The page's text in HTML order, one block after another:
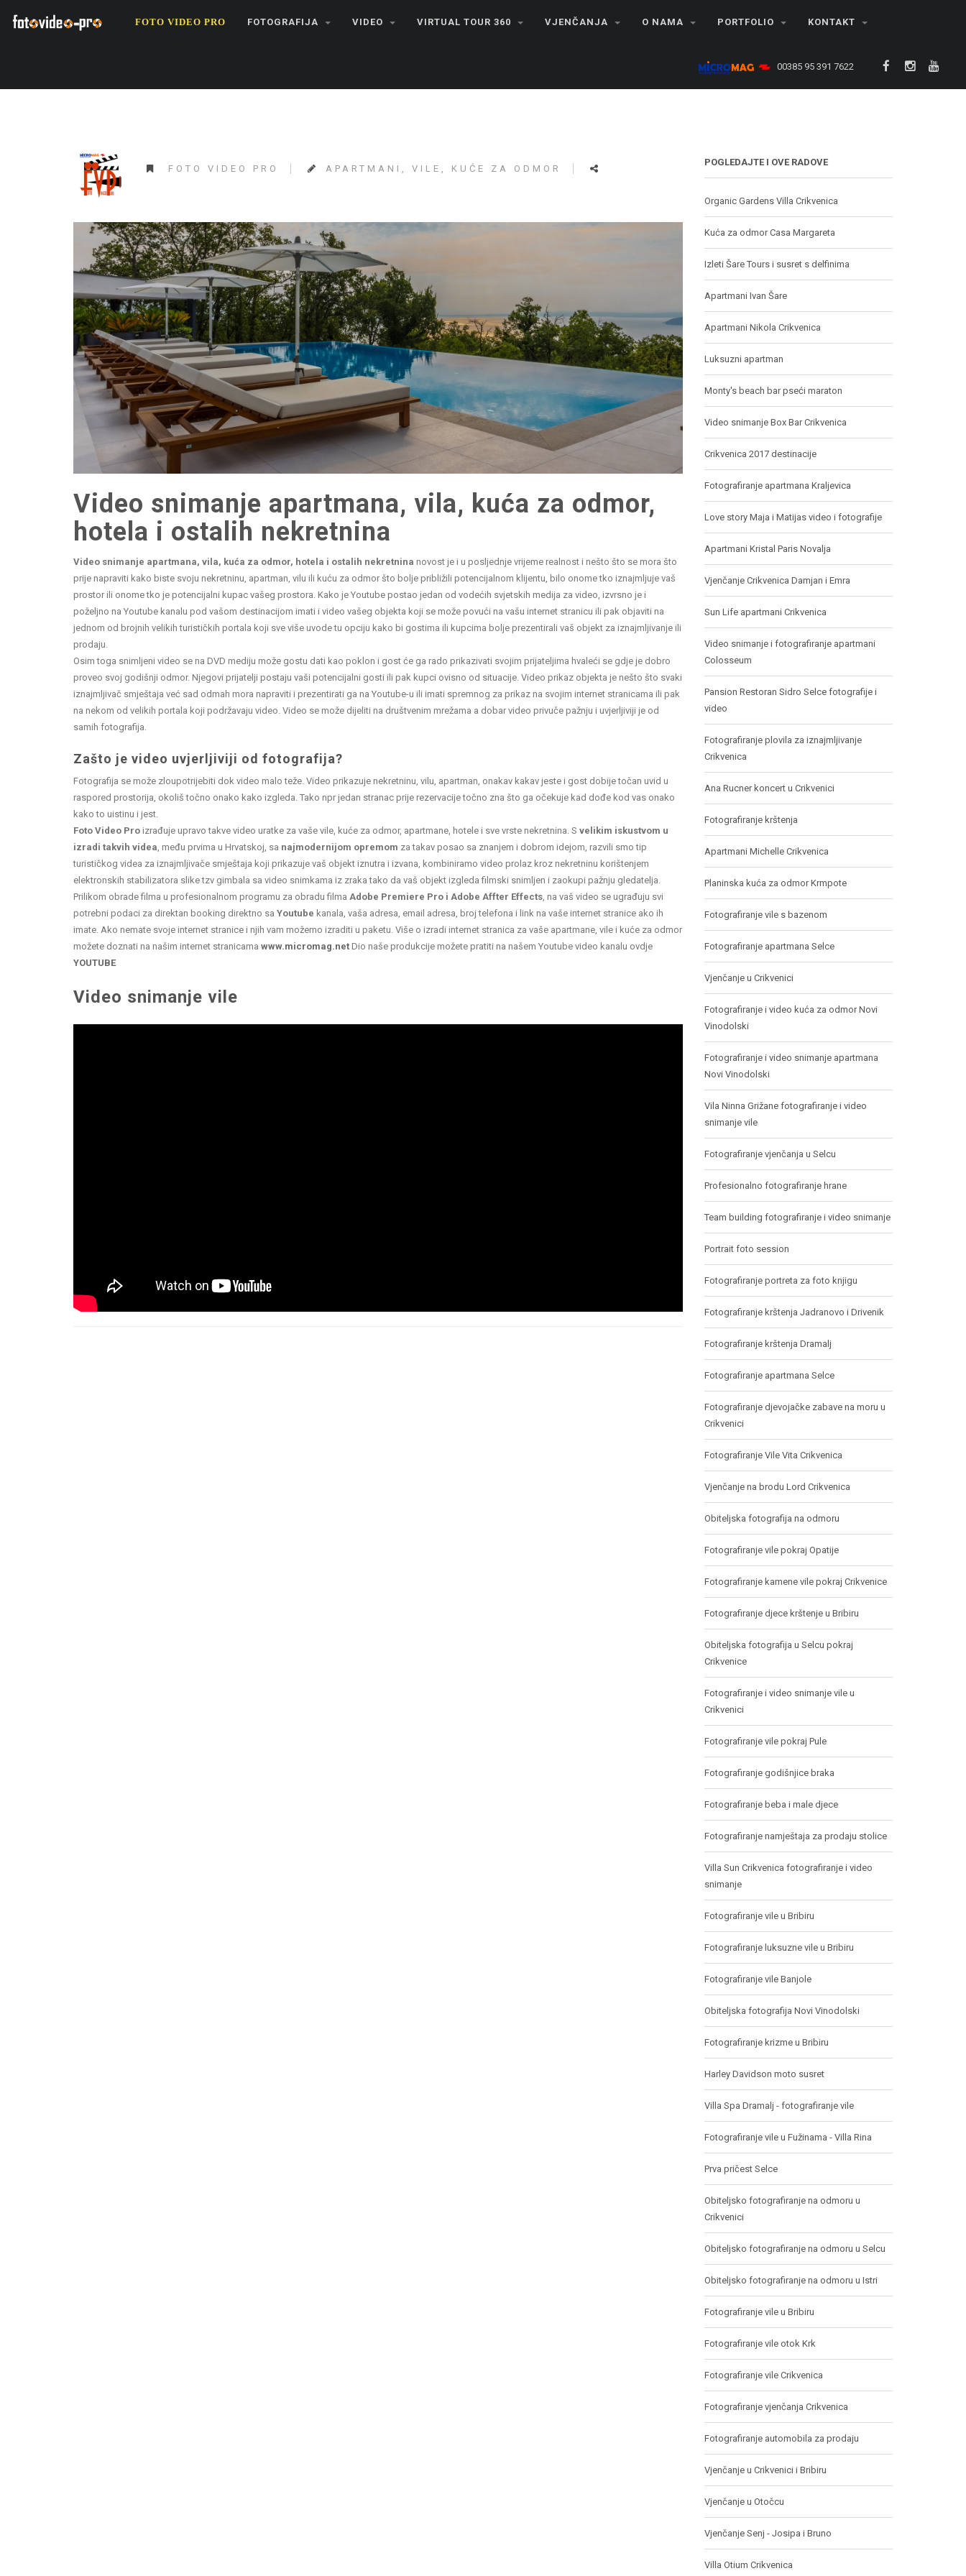
FOTO VIDEO PRO FOTOGRAFIJA VIDEO VIRTUAL TOUR 360 VJENČANJA O NAMA PORTFOLIO KONTAKT
00385 95 391 7622
FOTO VIDEO PRO APARTMANI, VILE, KUĆE ZA ODMOR
Video snimanje apartmana, vila, kuća za odmor,
hotela i ostalih nekretnina
Video snimanje apartmana, vila, kuća za odmor, hotela i ostalih nekretnina novost je i u posljednje vrijeme realnost i nešto što se mora što
prije napraviti kako biste svoju nekretninu, apartman, vilu ili kuću za odmor što bolje približili potencijalnom klijentu, bilo onome tko iznajmljuje vaš
prostor ili onome tko je potencijalni kupac vašeg prostora. Kako je Youtube postao jedan od vodećih svjetskih medija za video, izvrsno je i
poželjno na Youtube kanalu pod vašom destinacijom imati i video vašeg objekta koji se može povući na vašu internet stranicu ili pak objaviti na
jednom od brojnih velikih turističkih portala koji sve više uvode tu opciju kako bi gostima ili kupcima bolje prezentirali vaš objekt za iznajmljivanje ili
prodaju.
Osim toga snimljeni video se na DVD mediju može gostu dati kao poklon i gost će ga rado prikazivati svojim prijateljima hvaleći se gdje je dobro
proveo svoj godišnji odmor. Njegovi prijatelji postaju vaši potencijalni gosti ili pak kupci ovisno od situacije. Video prikaz objekta je nešto što svaki
iznajmljivač smještaja već sad odmah mora napraviti i prezentirati ga na Youtube-u ili imati spremnog za prikaz na svojim internet stranicama ili pak
na nekom od velikih portala koji podržavaju video. Video se može dijeliti na društvenim mrežama a dobar video privuče pažnju i uvjerljiviji je od
samih fotografija.
Zašto je video uvjerljiviji od fotografija?
Fotografija se može zloupotrijebiti dok video malo teže. Video prikazuje nekretninu, vilu, apartman, onakav kakav jeste i gost dobije točan uvid u
raspored prostorija, okoliš točno onako kako izgleda. Tako npr jedan stranac prije rezervacije točno zna što ga očekuje kad dođe kod vas onako
kako to uistinu i jest.
Foto Video Pro izrađuje upravo takve video uratke za vaše vile, kuće za odmor, apartmane, hotele i sve vrste nekretnina. S velikim iskustvom u
izradi takvih videa, među prvima u Hrvatskoj, sa najmodernijom opremom za takav posao sa znanjem i dobrom idejom, razvili smo tip
turističkog videa za iznajmljivače smještaja koji prikazuje vaš objekt iznutra i izvana, kombiniramo video prolaz kroz nekretninu korištenjem
elektronskih stabilizatora slike tzv gimbala sa video snimkama iz zraka tako da vaš objekt izgleda filmski snimljen i zaokupi pažnju gledatelja.
Prilikom obrade filma u profesionalnom programu za obradu filma Adobe Premiere Pro i Adobe Affter Effects, na vaš video se ugrađuju svi
potrebni podaci za direktan booking direktno sa Youtube kanala, vaša adresa, email adresa, broj telefona i link na vaše internet stranice ako ih
imate. Ako nemate svoje internet stranice i njih vam možemo izraditi u paketu. Više o izradi internet stranica za vaše apartmane, vile i kuće za odmor
možete doznati na našim internet stranicama www.micromag.net Dio naše produkcije možete pratiti na našem Youtube video kanalu ovdje
YOUTUBE
Video snimanje vile
POGLEDAJTE I OVE RADOVE
Organic Gardens Villa Crikvenica
Kuća za odmor Casa Margareta
Izleti Šare Tours i susret s delfinima
Apartmani Ivan Šare
Apartmani Nikola Crikvenica
Luksuzni apartman
Monty's beach bar pseći maraton
Video snimanje Box Bar Crikvenica
Crikvenica 2017 destinacije
Fotografiranje apartmana Kraljevica
Love story Maja i Matijas video i fotografije
Apartmani Kristal Paris Novalja
Vjenčanje Crikvenica Damjan i Emra
Sun Life apartmani Crikvenica
Video snimanje i fotografiranje apartmani
Colosseum
Pansion Restoran Sidro Selce fotografije i
video
Fotografiranje plovila za iznajmljivanje
Crikvenica
Ana Rucner koncert u Crikvenici
Fotografiranje krštenja
Apartmani Michelle Crikvenica
Planinska kuća za odmor Krmpote
Fotografiranje vile s bazenom
Fotografiranje apartmana Selce
Vjenčanje u Crikvenici
Fotografiranje i video kuća za odmor Novi
Vinodolski
Fotografiranje i video snimanje apartmana
Novi Vinodolski
Vila Ninna Grižane fotografiranje i video
snimanje vile
Fotografiranje vjenčanja u Selcu
Profesionalno fotografiranje hrane
Team building fotografiranje i video snimanje
Portrait foto session
Fotografiranje portreta za foto knjigu
Fotografiranje krštenja Jadranovo i Drivenik
Fotografiranje krštenja Dramalj
Fotografiranje apartmana Selce
Fotografiranje djevojačke zabave na moru u
Crikvenici
Fotografiranje Vile Vita Crikvenica
Vjenčanje na brodu Lord Crikvenica
Obiteljska fotografija na odmoru
Fotografiranje vile pokraj Opatije
Fotografiranje kamene vile pokraj Crikvenice
Fotografiranje djece krštenje u Bribiru
Obiteljska fotografija u Selcu pokraj
Crikvenice
Fotografiranje i video snimanje vile u
Crikvenici
Fotografiranje vile pokraj Pule
Fotografiranje godišnjice braka
Fotografiranje beba i male djece
Fotografiranje namještaja za prodaju stolice
Villa Sun Crikvenica fotografiranje i video
snimanje
Fotografiranje vile u Bribiru
Fotografiranje luksuzne vile u Bribiru
Fotografiranje vile Banjole
Obiteljska fotografija Novi Vinodolski
Fotografiranje krizme u Bribiru
Harley Davidson moto susret
Villa Spa Dramalj - fotografiranje vile
Fotografiranje vile u Fužinama - Villa Rina
Prva pričest Selce
Obiteljsko fotografiranje na odmoru u
Crikvenici
Obiteljsko fotografiranje na odmoru u Selcu
Obiteljsko fotografiranje na odmoru u Istri
Fotografiranje vile u Bribiru
Fotografiranje vile otok Krk
Fotografiranje vile Crikvenica
Fotografiranje vjenčanja Crikvenica
Fotografiranje automobila za prodaju
Vjenčanje u Crikvenici i Bribiru
Vjenčanje u Otočcu
Vjenčanje Senj - Josipa i Bruno
Villa Otium Crikvenica